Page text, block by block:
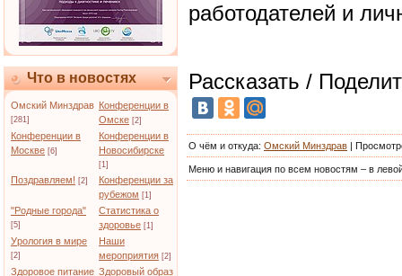
Что в новостях
Омский Минздрав
[281]
Конференции в
Омске [2]
Конференции в
Москве [6]
Конференции в
Новосибирске
[1]
Поздравляем! [2]
Конференции за
рубежом [1]
"Родные города"
[5]
Статистика о
здоровье [1]
Урология в мире
[2]
Наши
мероприятия [2]
Здоровое питание Здоровый образ
работодателей и
Рассказать /
О чём и откуда: Омский Минздрав |
Меню и навигация по всем новостям – в